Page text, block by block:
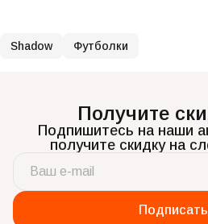
Shadow Футболки
Получите
Подпишитесь на наши
получите скидку на